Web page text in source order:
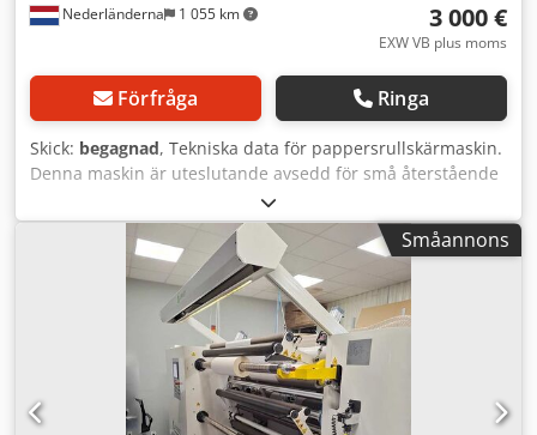
Nederländerna 1 055 km 3 000 €
EXW VB plus moms
Förfråga Ringa
Skick: begagnad, Tekniska data för pappersrullskärmaskin.
Denna maskin är uteslutande avsedd för små återstående
rullar med en maximal diameter på 400 mm, för att
automatiskt avveckla dessa rester, skära papperet i remsor
och därigenom underlätta pressningen till balar.
Dkedpfxou Tg Spe Al Rjr Tillverkare: Okänd Modell: Okänd
Tillverkningsår: Okänt Mått matarbord för rullmaterial:
Invändig bredd för rullupptagning: 2.195 mm Invändig
höjd för rullupptagning: 465 mm Transportmått matarbord
totalt: 2.650 x 1.300 x 2.150 mm (B x H x D) Mått rullskärare:
Invändig bredd för skärvals: 2.250 mm Transportmått
rullskärare totalt: 3.050 x 1.550 x 550 mm (B x H x D)
Småannons